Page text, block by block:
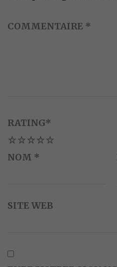
COMMENTAIRE *
RATING*
5
4
3
2
NOM *
SITE WEB